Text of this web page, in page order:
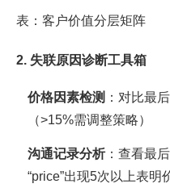
表：客户价值分层矩阵
2. 失联原因诊断工具箱
价格因素检测 ：对比最
（>15%需调整策略）
沟通记录分析：查看最
“price”出现5次以上表明